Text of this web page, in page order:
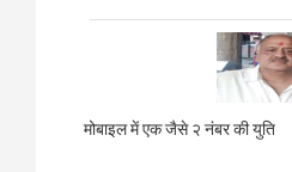
मोबाइल में एक जैसे २ नंबर की युति